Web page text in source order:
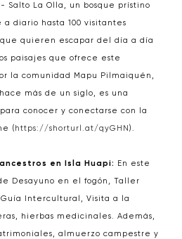
Salto La Olla, un bosque prístino
diario hasta 100 visitantes
quieren escapar del día a día
paisajes que ofrece este
la comunidad Mapu Pilmaiquén,
más de un siglo, es una
conocer y conectarse con la
(https://shorturl.at/qyGHN ).
en Isla Huapi: En este
Desayuno en el fogón, Taller
Intercultural, Visita a la
hierbas medicinales. Además,
almuerzo campestre y